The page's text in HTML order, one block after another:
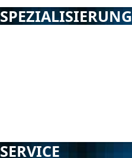
SPEZIALISIERUNG
SERVICE